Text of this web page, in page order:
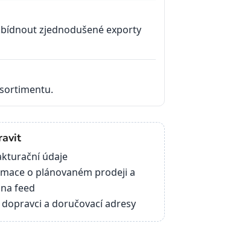
zjednodušené exporty
údaje
o plánovaném prodeji a
feed
a doručovací adresy